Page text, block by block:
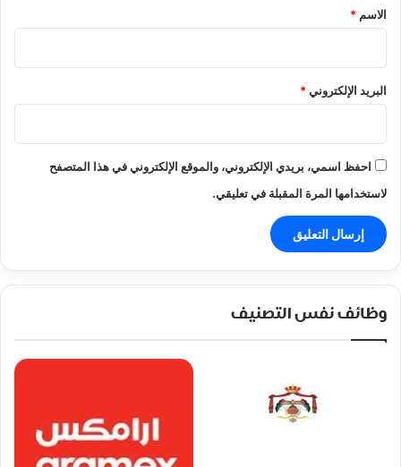
*
الاسم *
البريد الإلكتروني*
احفظ اسمي، بريدي الإلكتروني، والموقع الإلكتروني في هذا المتصفح
لاستخدامها المرة المقبلة في تعليقي.
وظائف نفس التصنيف